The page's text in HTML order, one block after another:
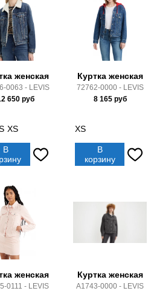
женская
0063 - LEVIS
650 руб
XS
В
Куртка женская
72762-0000 - LEVIS
8 165руб
XS
В
корзину
женская
0111 - LEVIS
Куртка женская
A1743-0000 - LEVIS